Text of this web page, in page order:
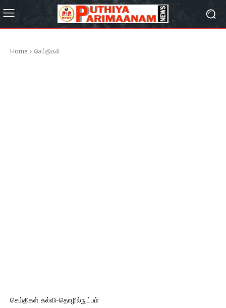
Home செய்திகள்
செய்திகள் கல்வி-தொழில்நுட்பம்